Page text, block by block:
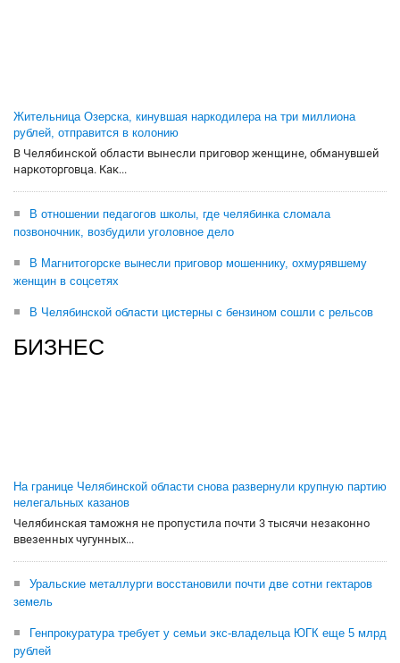
Жительница Озерска, кинувшая наркодилера на три миллиона
рублей, отправится в колонию
В Челябинской области вынесли приговор женщине, обманувшей
наркоторговца. Как...
В отношении педагогов школы, где челябинка сломала
позвоночник, возбудили уголовное дело
В Магнитогорске вынесли приговор мошеннику, охмурявшему
женщин в соцсетях
В Челябинской области цистерны с бензином сошли с рельсов
БИЗНЕС
На границе Челябинской области снова развернули крупную партию
нелегальных казанов
Челябинская таможня не пропустила почти 3 тысячи незаконно
ввезенных чугунных...
Уральские металлурги восстановили почти две сотни гектаров
земель
Генпрокуратура требует у семьи экс-владельца ЮГК еще 5 млрд
рублей